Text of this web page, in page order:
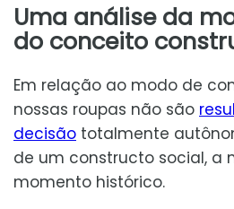
Uma análise da
do conceito
Em relação ao modo de
nossas roupas não são
decisão totalmente
de um constructo social, a
momento histórico.